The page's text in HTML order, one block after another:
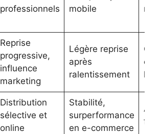
professionnels
mobile
Reprise
progressive,
influence
marketing
Légère reprise
après
ralentissement
Distribution
sélective et
online
Stabilité,
surperformance
en e-commerce